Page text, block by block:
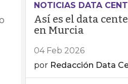
NOTICIAS DATA
Así es el data
en Murcia
04 Feb 2026
por Redacción Data